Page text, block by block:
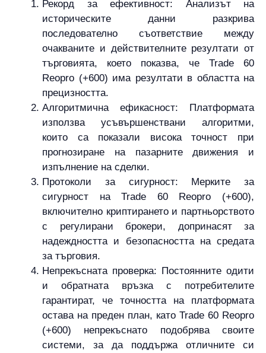
Рекорд за ефективност: Анализът на
историческите данни разкрива
последователно съответствие между
очакваните и действителните резултати от
търговията, което показва, че Trade 60
Reopro (+600) има резултати в областта на
прецизността.
Алгоритмична ефикасност: Платформата
използва усъвършенствани алгоритми,
които са показали висока точност при
прогнозиране на пазарните движения и
изпълнение на сделки.
Протоколи за сигурност: Мерките за
сигурност на Trade 60 Reopro (+600),
включително криптирането и партньорството
с регулирани брокери, допринасят за
надеждността и безопасността на средата
за търговия.
Непрекъсната проверка: Постоянните одити
и обратната връзка с потребителите
гарантират, че точността на платформата
остава на преден план, като Trade 60 Reopro
(+600) непрекъснато подобрява своите
системи, за да поддържа отличните си